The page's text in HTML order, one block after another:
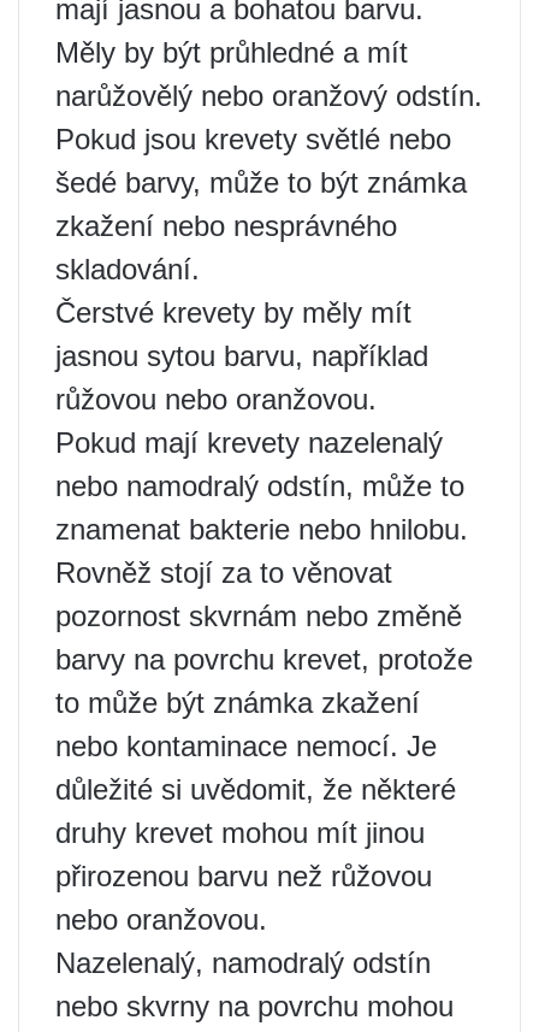
mají jasnou a bohatou barvu.
Měly by být průhledné a mít
narůžovělý nebo oranžový odstín.
Pokud jsou krevety světlé nebo
šedé barvy, může to být známka
zkažení nebo nesprávného
skladování.
Čerstvé krevety by měly mít
jasnou sytou barvu, například
růžovou nebo oranžovou.
Pokud mají krevety nazelenalý
nebo namodralý odstín, může to
znamenat bakterie nebo hnilobu.
Rovněž stojí za to věnovat
pozornost skvrnám nebo změně
barvy na povrchu krevet, protože
to může být známka zkažení
nebo kontaminace nemocí. Je
důležité si uvědomit, že některé
druhy krevet mohou mít jinou
přirozenou barvu než růžovou
nebo oranžovou.
Nazelenalý, namodralý odstín
nebo skvrny na povrchu mohou